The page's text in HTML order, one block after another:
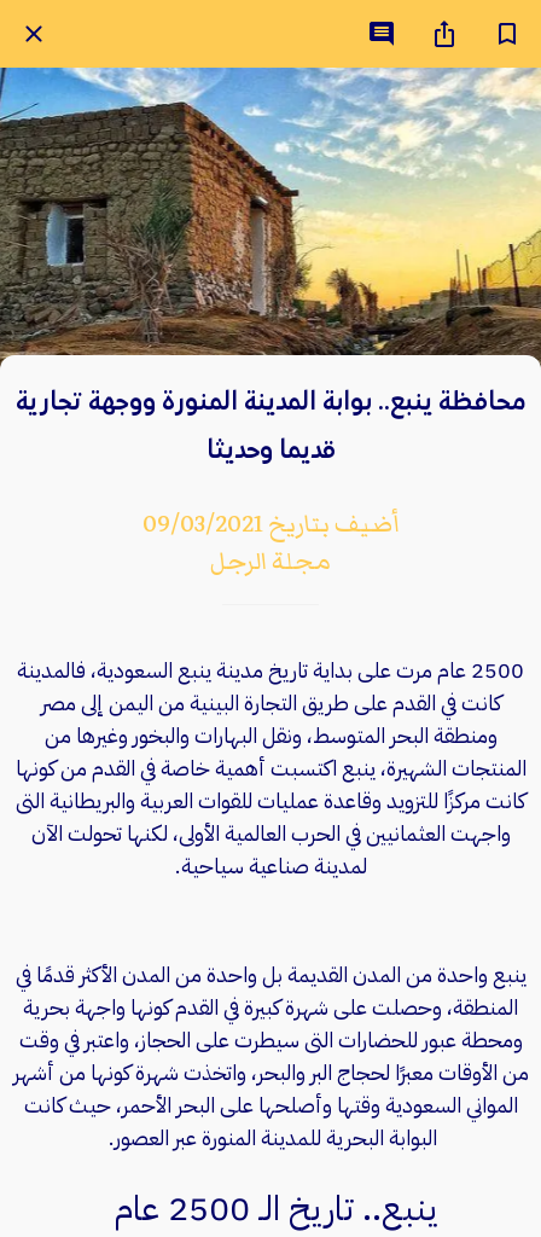
محافظة ينبع.. بوابة المدينة المنورة ووجهة تجارية
قديما وحديثا
أضيف بتاريخ 09/03/2021
مجلة الرجل
2500 عام مرت على بداية تاريخ مدينة ينبع السعودية، فالمدينة
كانت في القدم على طريق التجارة البينية من اليمن إلى مصر
ومنطقة البحر المتوسط، ونقل البهارات والبخور وغيرها من
المنتجات الشهيرة، ينبع اكتسبت أهمية خاصة في القدم من كونها
كانت مركزًا للتزويد وقاعدة عمليات للقوات العربية والبريطانية التى
واجهت العثمانيين في الحرب العالمية الأولى، لكنها تحولت الآن
لمدينة صناعية سياحية.
ينبع واحدة من المدن القديمة بل واحدة من المدن الأكثر قدمًا في
المنطقة، وحصلت على شهرة كبيرة في القدم كونها واجهة بحرية
ومحطة عبور للحضارات التى سيطرت على الحجاز، واعتبر في وقت
من الأوقات معبرًا لحجاج البر والبحر، واتخذت شهرة كونها من أشهر
المواني السعودية وقتها وأصلحها على البحر الأحمر، حيث كانت
البوابة البحرية للمدينة المنورة عبر العصور.
ينبع.. تاريخ الـ 2500 عام